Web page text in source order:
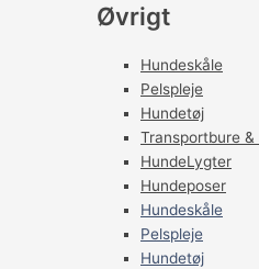
Øvrigt
Hundeskåle
Pelspleje
Hundetøj
Transportbure &
HundeLygter
Hundeposer
Hundeskåle
Pelspleje
Hundetøj